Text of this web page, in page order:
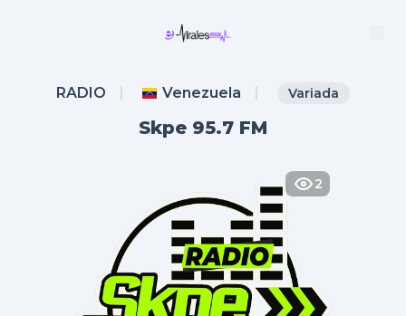
RADIO Venezuela Variada
Skpe 95.7 FM
2